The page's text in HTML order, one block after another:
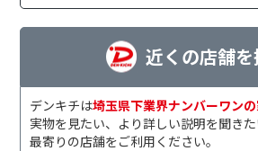
近くの店舗
デンキチは埼玉県下業界ナンバーワン
実物を見たい、より詳しい説明を聞き
最寄りの店舗をご利用ください。